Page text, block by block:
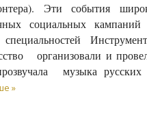
Эти события
социальных
организовали и
музыка
»